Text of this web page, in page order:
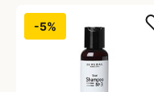
-5%